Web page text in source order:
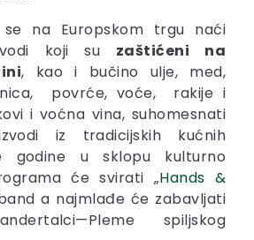
na Europskom trgu naći
koji su zaštićeni na
, kao i bučino ulje, med,
povrće, voće, rakije i
i voćna vina, suhomesnati
iz tradicijskih kućnih
godine u sklopu kulturno
će svirati „Hands &
a najmlađe će zabavljati
spiljskog